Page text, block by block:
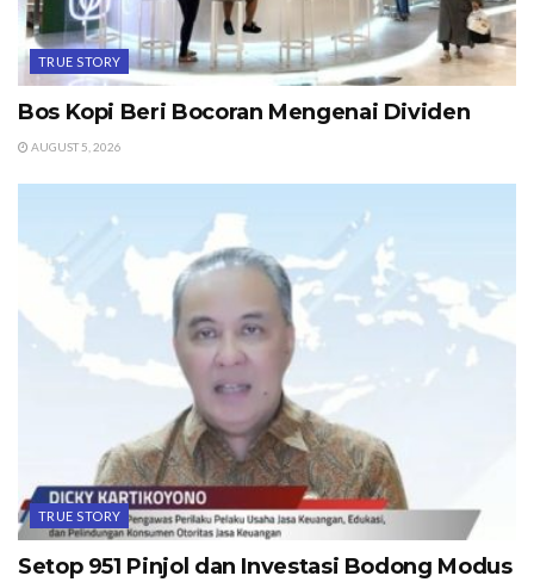
TRUE STORY
Bos Kopi Beri Bocoran Mengenai Dividen
AUGUST 5, 2026
TRUE STORY
Setop 951 Pinjol dan Investasi Bodong Modus